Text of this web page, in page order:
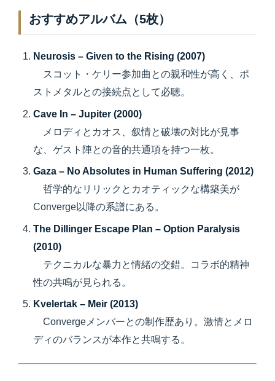
おすすめアルバム（5枚）
Neurosis – Given to the Rising (2007)
スコット・ケリー参加曲との親和性が高く、ポ
ストメタルとの接続点として必聴。
Cave In – Jupiter (2000)
メロディとカオス、叙情と破壊の対比が見事
な、ゲスト陣との音的共通項を持つ一枚。
Gaza – No Absolutes in Human Suffering (2012)
哲学的なリリックとカオティックな構築美が
Converge以降の系譜にある。
The Dillinger Escape Plan – Option Paralysis
(2010)
テクニカルな暴力と情緒の交錯。コラボ的精神
性の共鳴が見られる。
Kvelertak – Meir (2013)
Convergeメンバーとの制作歴あり。激情とメロ
ディのバランスが本作と共鳴する。